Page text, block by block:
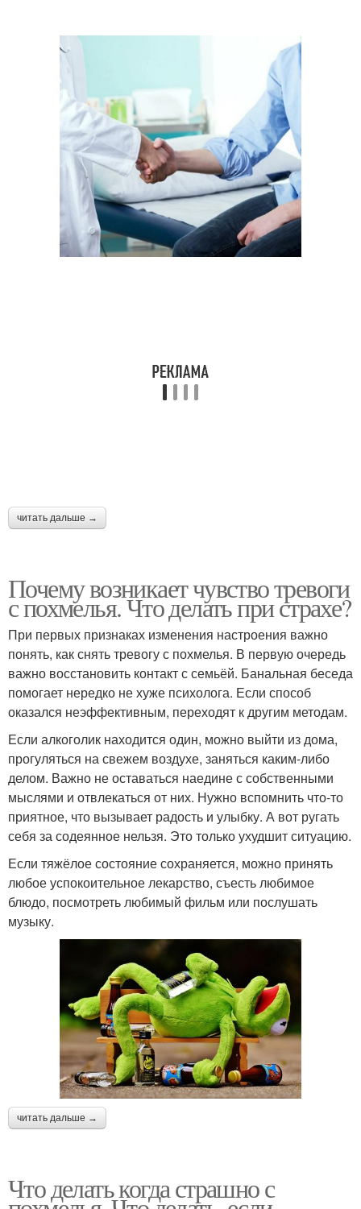
читать дальше →
Почему возникает чувство тревоги
с похмелья. Что делать при страхе?
При первых признаках изменения настроения важно
понять, как снять тревогу с похмелья. В первую очередь
важно восстановить контакт с семьёй. Банальная беседа
помогает нередко не хуже психолога. Если способ
оказался неэффективным, переходят к другим методам.
Если алкоголик находится один, можно выйти из дома,
прогуляться на свежем воздухе, заняться каким-либо
делом. Важно не оставаться наедине с собственными
мыслями и отвлекаться от них. Нужно вспомнить что-то
приятное, что вызывает радость и улыбку. А вот ругать
себя за содеянное нельзя. Это только ухудшит ситуацию.
Если тяжёлое состояние сохраняется, можно принять
любое успокоительное лекарство, съесть любимое
блюдо, посмотреть любимый фильм или послушать
музыку.
читать дальше →
Что делать когда страшно с